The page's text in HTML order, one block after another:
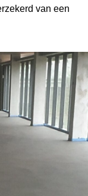
van een